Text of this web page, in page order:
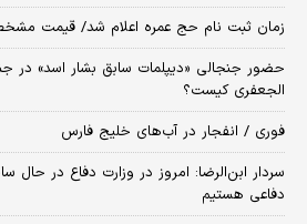
زمان ثبت‌ نام حج عمره اعلام شد/ قیمت
حضور جنجالی «دیپلمات سابق بشار اسد» در
الجعفری کیست؟
فوری / انفجار در آب‌های خلیج فارس
سردار ابن‌الرضا: امروز در وزارت دفاع در
دفاعی هستیم